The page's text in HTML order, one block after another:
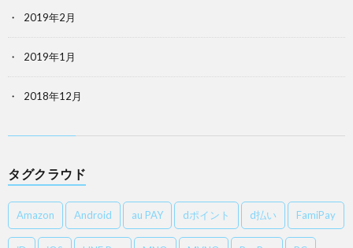
2019年2月
2019年1月
2018年12月
タグクラウド
Amazon Android au PAY dポイント d払い FamiPay